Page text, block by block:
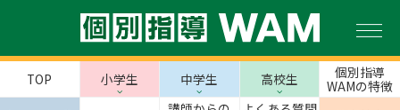
TOP 小学生 中学生 高校生
個別指導
WAMの特徴